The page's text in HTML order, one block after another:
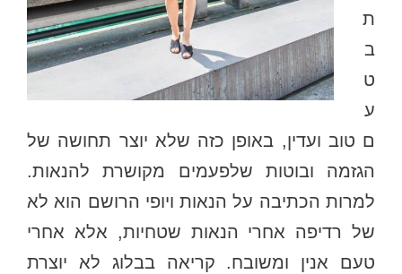
ת
ב
ט
ע
ם טוב ועדין, באופן כזה שלא יוצר תחושה של
הגזמה ובוטות שלפעמים מקושרת להנאות.
למרות הכתיבה על הנאות ויופי הרושם הוא לא
של רדיפה אחרי הנאות שטחיות, אלא אחרי
טעם אנין ומשובח. קריאה בבלוג לא יוצרת